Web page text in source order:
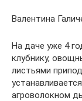
Валентина
На даче уже 4
клубнику,
листьями
агроволокном